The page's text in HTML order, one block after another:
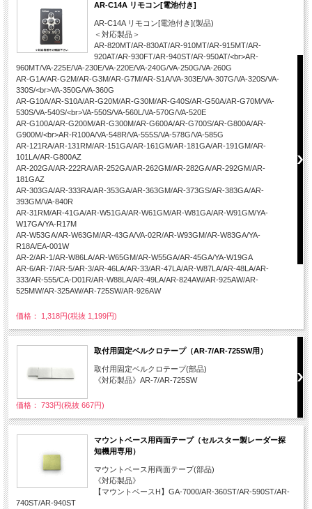
AR-C14A リモコン[電池付き]
AR-C14A リモコン[電池付き](製品)
＜対応製品＞
AR-820MT/AR-830AT/AR-910MT/AR-915MT/AR-
920AT/AR-930FT/AR-940ST/AR-950AT/<br>AR-
960MT/VA-225E/VA-230E/VA-220E/VA-240G/VA-250G/VA-260G
AR-G1A/AR-G2M/AR-G3M/AR-G7M/AR-S1A/VA-303E/VA-307G/VA-320S/VA-
330S/<br>VA-350G/VA-360G
AR-G10A/AR-S10A/AR-G20M/AR-G30M/AR-G40S/AR-G50A/AR-G70M/VA-
530S/VA-540S/<br>VA-550S/VA-560L/VA-570G/VA-520E
AR-G100A/AR-G200M/AR-G300M/AR-G600A/AR-G700S/AR-G800A/AR-
G900M/<br>AR-R100A/VA-548R/VA-555S/VA-578G/VA-585G
AR-121RA/AR-131RM/AR-151GA/AR-161GM/AR-181GA/AR-191GM/AR-
101LA/AR-G800AZ
AR-202GA/AR-222RA/AR-252GA/AR-262GM/AR-282GA/AR-292GM/AR-
181GAZ
AR-303GA/AR-333RA/AR-353GA/AR-363GM/AR-373GS/AR-383GA/AR-
393GM/VA-840R
AR-31RM/AR-41GA/AR-W51GA/AR-W61GM/AR-W81GA/AR-W91GM/YA-
W17GA/YA-R17M
AR-W53GA/AR-W63GM/AR-43GA/VA-02R/AR-W93GM/AR-W83GA/YA-
R18A/EA-001W
AR-2/AR-1/AR-W86LA/AR-W65GM/AR-W55GA/AR-45GA/YA-W19GA
AR-6/AR-7/AR-5/AR-3/AR-46LA/AR-33/AR-47LA/AR-W87LA/AR-48LA/AR-
333/AR-555/CA-D01R/AR-W88LA/AR-49LA/AR-824AW/AR-925AW/AR-
525MW/AR-325AW/AR-725SW/AR-926AW
価格： 1,318円(税抜 1,199円)
取付用固定ベルクロテープ（AR-7/AR-725SW用）
取付用固定ベルクロテープ(部品)
《対応製品》AR-7/AR-725SW
価格： 733円(税抜 667円)
マウントベース用両面テープ（セルスター製レーダー探
知機用専用）
マウントベース用両面テープ(部品)
《対応製品》
【マウントベースH】GA-7000/AR-360ST/AR-590ST/AR-
740ST/AR-940ST